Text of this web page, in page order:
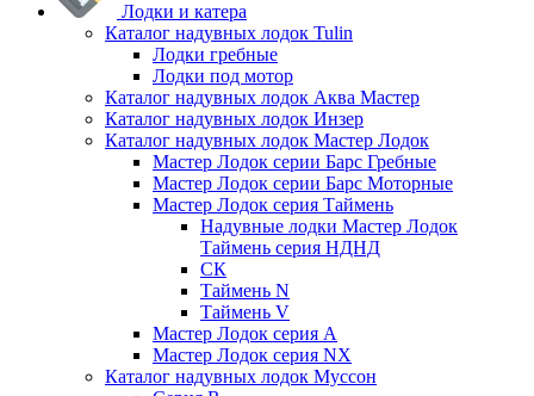
Лодки и катера
Каталог надувных лодок Tulin
Лодки гребные
Лодки под мотор
Каталог надувных лодок Аква Мастер
Каталог надувных лодок Инзер
Каталог надувных лодок Мастер Лодок
Мастер Лодок серии Барс Гребные
Мастер Лодок серии Барс Моторные
Мастер Лодок серия Таймень
Надувные лодки Мастер Лодок
Таймень серия НДНД
СК
Таймень N
Таймень V
Мастер Лодок серия А
Мастер Лодок серия NX
Каталог надувных лодок Муссон